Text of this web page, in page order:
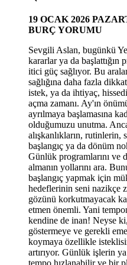
19 OCAK 2026
BURÇ YORUMU
Sevgili Aslan, bugünkü
kararlar ya da başlattığın
itici güç sağlıyor. Bu
sağlığına daha fazla
istek, ya da ihtiyaç,
açma zamanı. Ay'ın
ayrılmaya başlamasına
olduğumuzu unutma.
alışkanlıkların,
başlangıç ya da dönüm
Günlük programlarını ve
almanın yollarını ara.
başlangıç yapmak için
hedeflerinin seni nazikçe
gözünü korkutmayacak
etmen önemli. Yani
kendine de inan! Neyse
göstermeye ve gerekli
koymaya özellikle
artırıyor. Günlük işlerin
tempo hızlanabilir ve bir